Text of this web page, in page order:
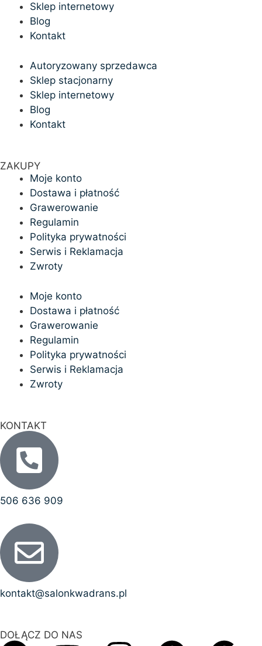
Sklep internetowy
Blog
Kontakt
Autoryzowany sprzedawca
Sklep stacjonarny
Sklep internetowy
Blog
Kontakt
ZAKUPY
Moje konto
Dostawa i płatność
Grawerowanie
Regulamin
Polityka prywatności
Serwis i Reklamacja
Zwroty
Moje konto
Dostawa i płatność
Grawerowanie
Regulamin
Polityka prywatności
Serwis i Reklamacja
Zwroty
KONTAKT
506 636 909
kontakt@salonkwadrans.pl
DOŁĄCZ DO NAS